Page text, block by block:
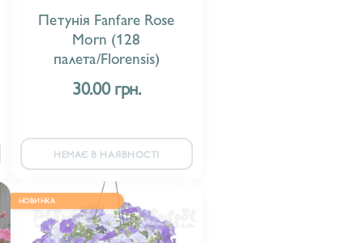
Петунія Fanfare Rose
Morn (128
палета/Florensis)
30.00 грн.
НЕМАЄ В НАЯВНОСТІ
НОВИНКА